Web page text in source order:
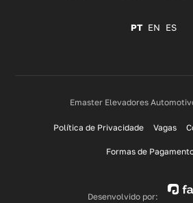
PT EN ES
Emaster Elevadores
Política de Privacidade Vagas
Formas de
Desenvolvido por: